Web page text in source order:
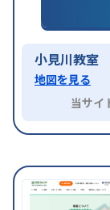
小見川教室
地図を見る
当サイ